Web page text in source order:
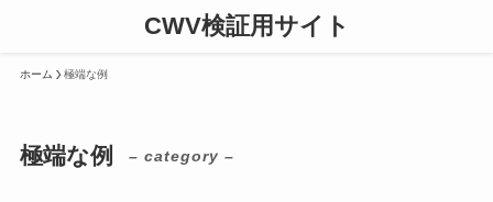
CWV検証用サイト
ホーム 極端な例
極端な例 – category –